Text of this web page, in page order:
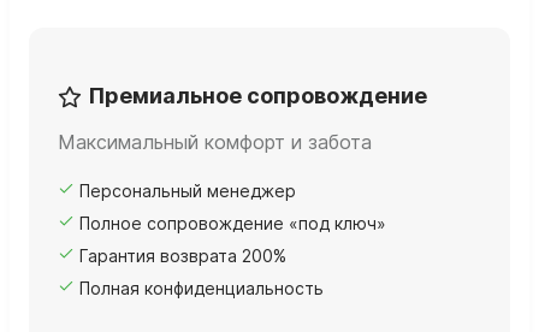
Премиальное сопровождение
Максимальный комфорт и забота
Персональный менеджер
Полное сопровождение «под ключ»
Гарантия возврата 200%
Полная конфиденциальность